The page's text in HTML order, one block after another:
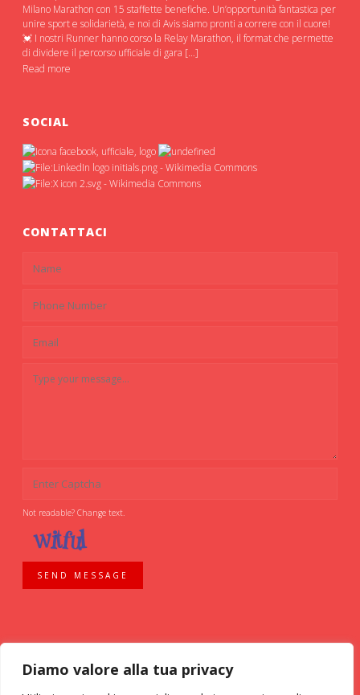
Diamo valore alla tua privacy
Milano Marathon con 15 staffette benefiche. Un’opportunità fantastica per
unire sport e solidarietà, e noi di Avis siamo pronti a correre con il cuore!
💓 I nostri Runner hanno corso la Relay Marathon, il format che permette
di dividere il percorso ufficiale di gara […]
Read more
SOCIAL
CONTATTACI
Not readable? Change text.
SEND MESSAGE